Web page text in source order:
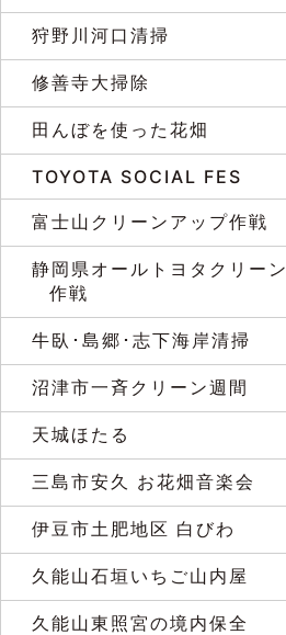
狩野川河口清掃
修善寺大掃除
田んぼを使った花畑
TOYOTA SOCIAL FES
富士山クリーンアップ作戦
静岡県オールトヨタクリーン
作戦
牛臥･島郷･志下海岸清掃
沼津市一斉クリーン週間
天城ほたる
三島市安久 お花畑音楽会
伊豆市土肥地区 白びわ
久能山石垣いちご山内屋
久能山東照宮の境内保全